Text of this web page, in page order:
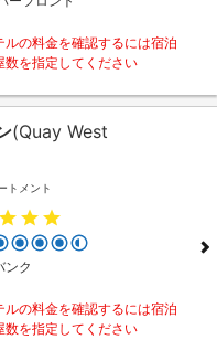
ルの料金を確認するには宿泊
数を指定してください
(Quay West
トメント
ンク
ルの料金を確認するには宿泊
数を指定してください